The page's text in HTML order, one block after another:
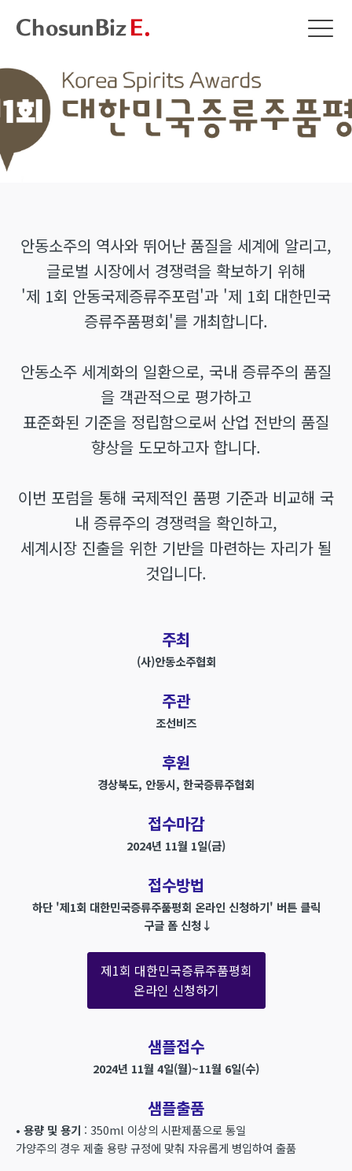
안동소주의 역사와 뛰어난 품질을 세계에 알리고,
글로벌 시장에서 경쟁력을 확보하기 위해
'제 1회 안동국제증류주포럼'과 '제 1회 대한민국
증류주품평회'를 개최합니다.
안동소주 세계화의 일환으로, 국내 증류주의 품질
을 객관적으로 평가하고
표준화된 기준을 정립함으로써 산업 전반의 품질
향상을 도모하고자 합니다.
이번 포럼을 통해 국제적인 품평 기준과 비교해 국
내 증류주의 경쟁력을 확인하고,
세계시장 진출을 위한 기반을 마련하는 자리가 될
것입니다.
주최
(사)안동소주협회
주관
조선비즈
후원
경상북도, 안동시, 한국증류주협회
접수마감
2024년 11월 1일(금)
접수방법
하단 '제1회 대한민국증류주품평회 온라인 신청하기' 버튼 클릭
구글 폼 신청↓
제1회 대한민국증류주품평회
온라인 신청하기
샘플접수
2024년 11월 4일(월)~11월 6일(수)
샘플출품
• 용량 및 용기 : 350ml 이상의 시판제품으로 통일
가양주의 경우 제출 용량 규정에 맞춰 자유롭게 병입하여 출품